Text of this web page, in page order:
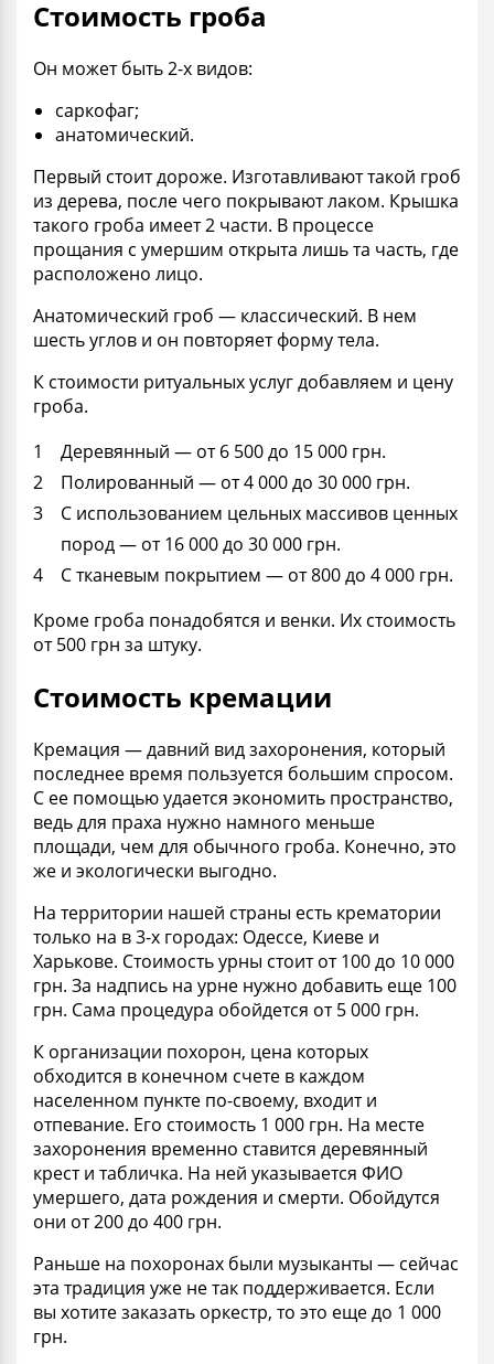
Стоимость гроба
Он может быть 2-х видов:
саркофаг;
анатомический.
Первый стоит дороже. Изготавливают такой гроб
из дерева, после чего покрывают лаком. Крышка
такого гроба имеет 2 части. В процессе
прощания с умершим открыта лишь та часть, где
расположено лицо.
Анатомический гроб — классический. В нем
шесть углов и он повторяет форму тела.
К стоимости ритуальных услугдобавляем и цену
гроба.
Деревянный — от 6 500 до 15 000 грн.
Полированный — от 4 000 до 30 000 грн.
С использованием цельных массивов ценных
пород — от 16 000 до 30 000 грн.
С тканевым покрытием — от 800 до 4 000 грн.
Кроме гроба понадобятся и венки. Их стоимость
от 500 грн за штуку.
Стоимость кремации
Кремация — давний вид захоронения, который
последнее время пользуется большим спросом.
С ее помощью удается экономить пространство,
ведь для праха нужно намного меньше
площади, чем для обычного гроба. Конечно, это
же и экологически выгодно.
На территории нашей страны есть крематории
только на в 3-х городах: Одессе, Киеве и
Харькове. Стоимость урны стоит от 100 до 10 000
грн. За надпись на урне нужно добавить еще 100
грн. Сама процедура обойдется от 5 000 грн.
К организации похорон, цена которых
обходится в конечном счете в каждом
населенном пункте по-своему, входит и
отпевание. Его стоимость 1 000 грн. На месте
захоронения временно ставится деревянный
крест и табличка. На ней указывается ФИО
умершего, дата рождения и смерти. Обойдутся
они от 200 до 400 грн.
Раньше на похоронах были музыканты — сейчас
эта традиция уже не так поддерживается. Если
вы хотите заказать оркестр, то это еще до 1 000
грн.